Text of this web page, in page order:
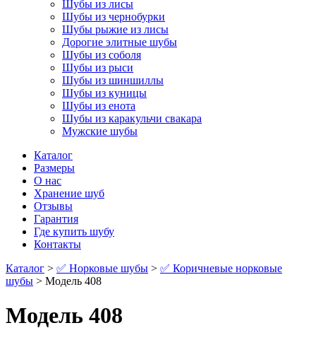
Шубы из лисы
Шубы из чернобурки
Шубы рыжие из лисы
Дорогие элитные шубы
Шубы из соболя
Шубы из рыси
Шубы из шиншиллы
Шубы из куницы
Шубы из енота
Шубы из каракульчи свакара
Мужские шубы
Каталог
Размеры
О нас
Хранение шуб
Отзывы
Гарантия
Где купить шубу
Контакты
Каталог > ✅ Норковые шубы > ✅ Коричневые норковые
шубы > Модель 408
Модель 408